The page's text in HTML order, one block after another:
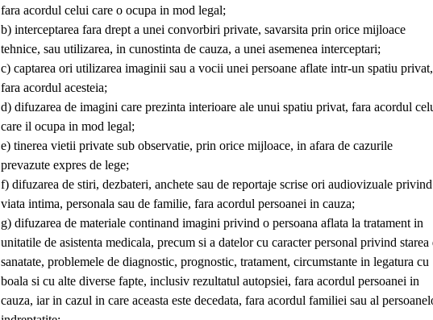
fara acordul celui care o ocupa in mod legal;
b) interceptarea fara drept a unei convorbiri private, savarsita prin orice mijloace
tehnice, sau utilizarea, in cunostinta de cauza, a unei asemenea interceptari;
c) captarea ori utilizarea imaginii sau a vocii unei persoane aflate intr-un spatiu privat,
fara acordul acesteia;
d) difuzarea de imagini care prezinta interioare ale unui spatiu privat, fara acordul
care il ocupa in mod legal;
e) tinerea vietii private sub observatie, prin orice mijloace, in afara de cazurile
prevazute expres de lege;
f) difuzarea de stiri, dezbateri, anchete sau de reportaje scrise ori audiovizuale privind
viata intima, personala sau de familie, fara acordul persoanei in cauza;
g) difuzarea de materiale continand imagini privind o persoana aflata la tratament in
unitatile de asistenta medicala, precum si a datelor cu caracter personal privind starea
sanatate, problemele de diagnostic, prognostic, tratament, circumstante in legatura cu
boala si cu alte diverse fapte, inclusiv rezultatul autopsiei, fara acordul persoanei in
cauza, iar in cazul in care aceasta este decedata, fara acordul familiei sau al